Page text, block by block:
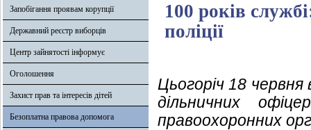
Запобігання проявам корупції
Державний реєстр виборців
Центр зайнятості інформує
Оголошення
Захист прав та інтересів дітей
Безоплатна правова допомога
100 років
поліції
Цьогоріч 18
дільничних
правоохоронних